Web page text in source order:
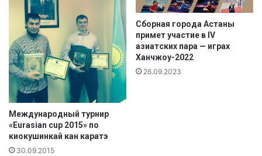
б
е
г
е
и
н
с
т
Международный турнир
«Eurasian cup 2015» по
киокушинкай кан каратэ
30.09.2015
Сборная города Астаны
примет участие в IV
азиатских пара — играх
Ханчжоу-2022
26.09.2023